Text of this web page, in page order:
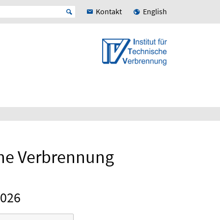
Kontakt English
Verbrennung